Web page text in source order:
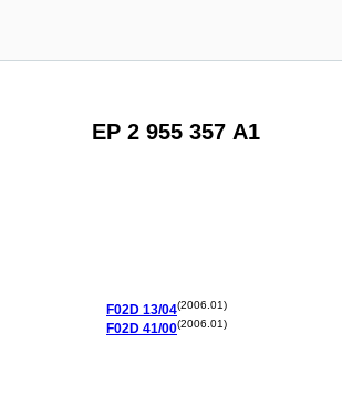
EP 2 955 357 A1
F02D 13/04(2006.01)
F02D 41/00(2006.01)